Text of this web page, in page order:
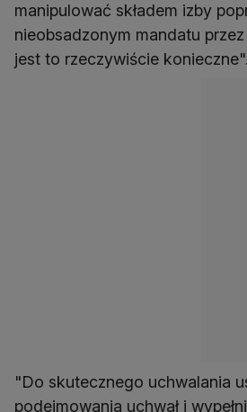
manipulować składem izby
nieobsadzonym mandatu
jest to rzeczywiście konieczne".
"Do skutecznego uchwalania
podejmowania uchwał i